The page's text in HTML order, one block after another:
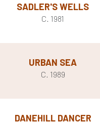
SADLER'S WELLS
C. 1981
URBAN SEA
C. 1989
DANEHILL DANCER